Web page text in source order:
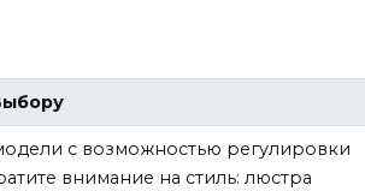
с возможностью регулировки
внимание на стиль: люстра